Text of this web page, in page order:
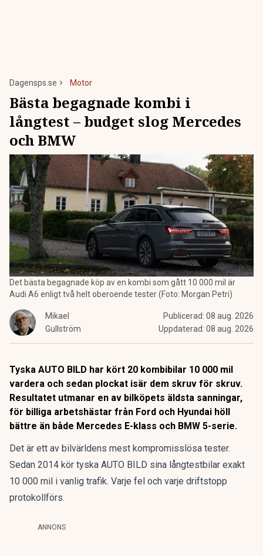
Dagensps.se Motor
Bästa begagnade kombi i
långtest – budget slog Mercedes
och BMW
Det bästa begagnade köp av en kombi som gått 10 000 mil är
Audi A6 enligt två helt oberoende tester (Foto: Morgan Petri)
Mikael
Gullström
Publicerad: 08 aug. 2026
Uppdaterad: 08 aug. 2026
Tyska AUTO BILD har kört 20 kombibilar 10 000 mil
vardera och sedan plockat isär dem skruv för skruv.
Resultatet utmanar en av bilköpets äldsta sanningar,
för billiga arbetshästar från Ford och Hyundai höll
bättre än både Mercedes E-klass och BMW 5-serie.
Det är ett av bilvärldens mest kompromisslösa tester.
Sedan 2014 kör tyska AUTO BILD sina långtestbilar exakt
10 000 mil i vanlig trafik. Varje fel och varje driftstopp
protokollförs.
ANNONS